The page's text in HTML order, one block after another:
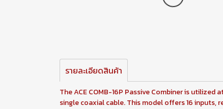
รายละเอียดสินค้า
The ACE COMB-16P Passive Combiner is
single coaxial cable. This model offers 16 inputs,